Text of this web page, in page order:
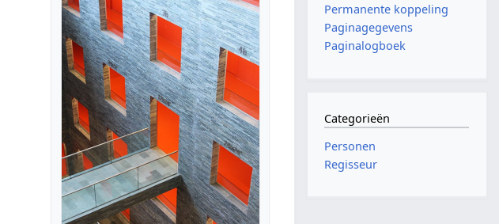
Permanente koppeling
Paginagegevens
Paginalogboek
Categorieën
Personen
Regisseur